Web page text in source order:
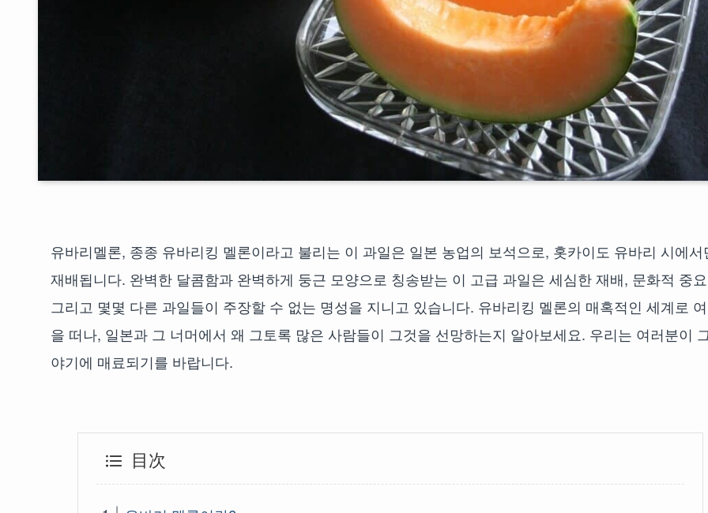
유바리멜론, 종종 유바리킹 멜론이라고 불리는 이 과일은 일본 농업의 보석으로, 홋카이도 유바리 시에서
재배됩니다. 완벽한 달콤함과 완벽하게 둥근 모양으로 칭송받는 이 고급 과일은 세심한 재배, 문화적 중
그리고 몇몇 다른 과일들이 주장할 수 없는 명성을 지니고 있습니다. 유바리킹 멜론의 매혹적인 세계로
을 떠나, 일본과 그 너머에서 왜 그토록 많은 사람들이 그것을 선망하는지 알아보세요. 우리는 여러분이
야기에 매료되기를 바랍니다.
目次